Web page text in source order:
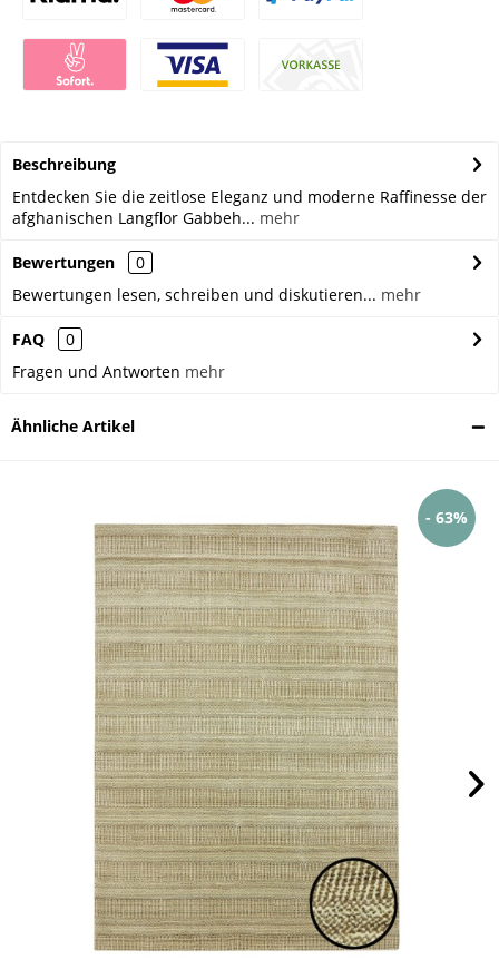
Beschreibung
Entdecken Sie die zeitlose Eleganz und moderne Raffinesse der
afghanischen Langflor Gabbeh... mehr
Bewertungen
0
Bewertungen lesen, schreiben und diskutieren... mehr
FAQ
0
Fragen und Antworten mehr
Ähnliche Artikel
- 63%